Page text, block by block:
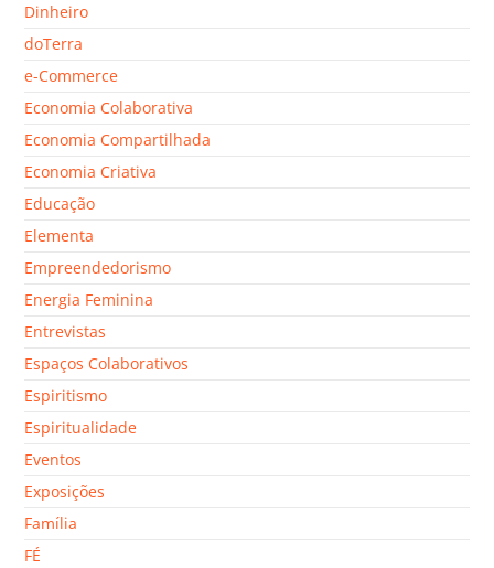
Dinheiro
doTerra
e-Commerce
Economia Colaborativa
Economia Compartilhada
Economia Criativa
Educação
Elementa
Empreendedorismo
Energia Feminina
Entrevistas
Espaços Colaborativos
Espiritismo
Espiritualidade
Eventos
Exposições
Família
FÉ